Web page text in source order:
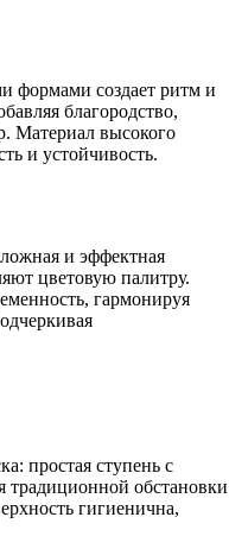
формами создает ритм и
благородство,
Материал высокого
и устойчивость.
и эффектная
цветовую палитру.
гармонируя
простая ступень с
традиционной обстановки
гигиенична,